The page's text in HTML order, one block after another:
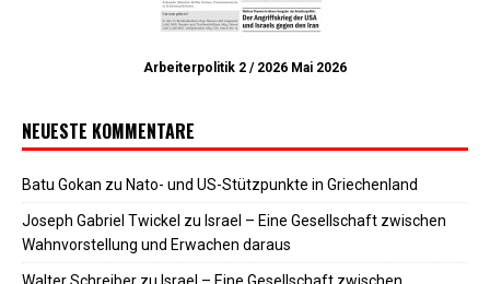
Arbeiterpolitik 2 / 2026 Mai 2026
NEUESTE KOMMENTARE
Batu Gokan zu Nato- und US-Stützpunkte in Griechenland
Joseph Gabriel Twickel zu Israel – Eine Gesellschaft zwischen
Wahnvorstellung und Erwachen daraus